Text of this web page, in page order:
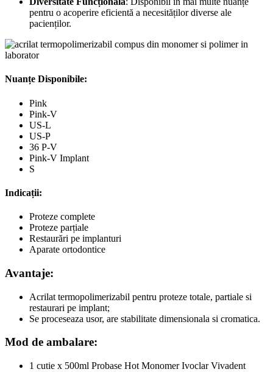
pentru o acoperire eficientă a necesităților diverse ale
pacienților.
Nuanțe Disponibile:
Pink
Pink-V
US-L
US-P
36 P-V
Pink-V Implant
S
Indicații:
Proteze complete
Proteze parțiale
Restaurări pe implanturi
Aparate ortodontice
Avantaje:
Acrilat termopolimerizabil pentru proteze totale, partiale si
restaurari pe implant;
Se proceseaza usor, are stabilitate dimensionala si cromatica.
Mod de ambalare:
1 cutie x 500ml Probase Hot Monomer Ivoclar Vivadent